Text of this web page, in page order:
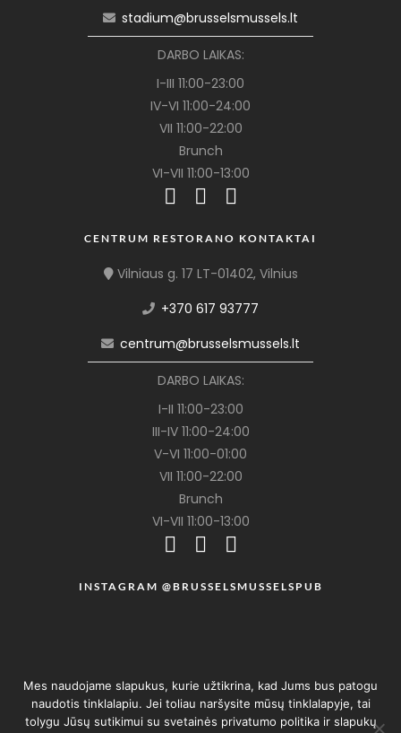
stadium@brusselsmussels.lt
DARBO LAIKAS:
I-III 11:00-23:00
IV-VI 11:00-24:00
VII 11:00-22:00
Brunch
VI-VII 11:00-13:00
CENTRUM RESTORANO KONTAKTAI
Vilniaus g. 17 LT-01402, Vilnius
+370 617 93777
centrum@brusselsmussels.lt
DARBO LAIKAS:
I-II 11:00-23:00
III-IV 11:00-24:00
V-VI 11:00-01:00
VII 11:00-22:00
Brunch
VI-VII 11:00-13:00
INSTAGRAM @BRUSSELSMUSSELSPUB
Mes naudojame slapukus, kurie užtikrina, kad Jums bus patogu
naudotis tinklalapiu. Jei toliau naršysite mūsų tinklalapyje, tai
tolygu Jūsų sutikimui su svetainės privatumo politika ir slapukų